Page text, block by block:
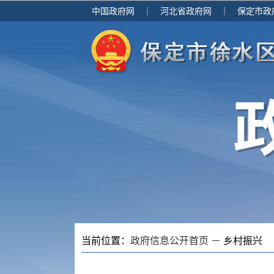
中国政府网 河北省政府网 保定市政
当前位置： 政府信息公开首页 － 乡村振兴